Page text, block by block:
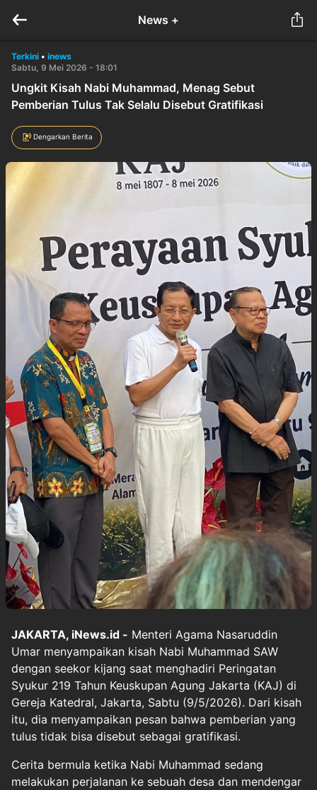
News +
Terkini • inews
Sabtu, 9 Mei 2026 - 18:01
Ungkit Kisah Nabi Muhammad, Menag Sebut
Pemberian Tulus Tak Selalu Disebut Gratifikasi
Dengarkan Berita
JAKARTA, iNews.id - Menteri Agama Nasaruddin
Umar menyampaikan kisah Nabi Muhammad SAW
dengan seekor kijang saat menghadiri Peringatan
Syukur 219 Tahun Keuskupan Agung Jakarta (KAJ) di
Gereja Katedral, Jakarta, Sabtu (9/5/2026). Dari kisah
itu, dia menyampaikan pesan bahwa pemberian yang
tulus tidak bisa disebut sebagai gratifikasi.
Cerita bermula ketika Nabi Muhammad sedang
melakukan perjalanan ke sebuah desa dan mendengar